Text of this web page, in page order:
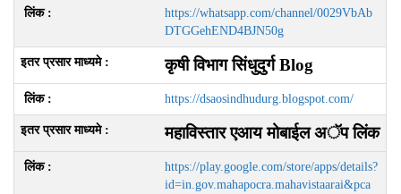
https://whatsapp.com/channel/0029VbAb
DTGGehEND4BJN50g
कृषी विभाग सिंधुदुर्गBlog
https://dsaosindhudurg.blogspot.com/
महाविस्तार एआय मोबाईल अॅप लिंक
https://play.google.com/store/apps/details?
id=in.gov.mahapocra.mahavistaarai&pca